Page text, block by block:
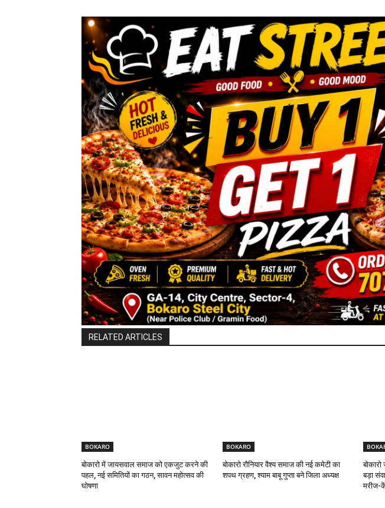
RELATED ARTICLES
BOKARO
बोकारो में जायसवाल समाज को एकजुट करने की
पहल, नई समितियों का गठन, सावन महोत्सव की
घोषणा
BOKARO
बोकारो रौनियार वैश्य समाज की नई कमेटी का
शपथ ग्रहण, श्याम बाबू गुप्ता बने जिला अध्यक्ष
बड़ा
मरीज-